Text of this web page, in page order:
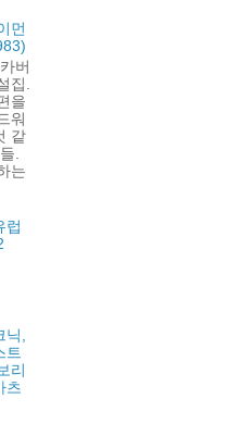
먼
버
집.
을
워
같
.
는
럽
,
트
리
츠